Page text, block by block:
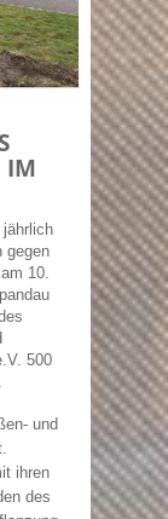
IM
jährlich
gegen
10.
500
und
ihren
des